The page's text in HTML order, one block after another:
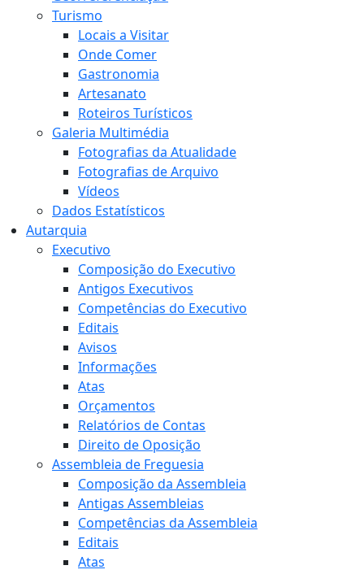
Turismo
Locais a Visitar
Onde Comer
Gastronomia
Artesanato
Roteiros Turísticos
Galeria Multimédia
Fotografias da Atualidade
Fotografias de Arquivo
Vídeos
Dados Estatísticos
Autarquia
Executivo
Composição do Executivo
Antigos Executivos
Competências do Executivo
Editais
Avisos
Informações
Atas
Orçamentos
Relatórios de Contas
Direito de Oposição
Assembleia de Freguesia
Composição da Assembleia
Antigas Assembleias
Competências da Assembleia
Editais
Atas